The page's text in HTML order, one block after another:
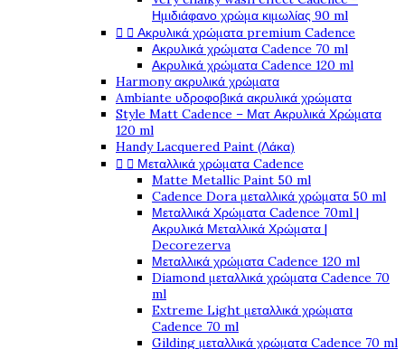
Ημιδιάφανο χρώμα κιμωλίας 90 ml
  Ακρυλικά χρώματα premium Cadence
Ακρυλικά χρώματα Cadence 70 ml
Ακρυλικά χρώματα Cadence 120 ml
Harmony ακρυλικά χρώματα
Ambiante υδροφοβικά ακρυλικά χρώματα
Style Matt Cadence – Ματ Ακρυλικά Χρώματα
120 ml
Handy Lacquered Paint (Λάκα)
  Μεταλλικά χρώματα Cadence
Matte Metallic Paint 50 ml
Cadence Dora μεταλλικά χρώματα 50 ml
Μεταλλικά Χρώματα Cadence 70ml |
Ακρυλικά Μεταλλικά Χρώματα |
Decorezerva
Μεταλλικά χρώματα Cadence 120 ml
Diamond μεταλλικά χρώματα Cadence 70
ml
Extreme Light μεταλλικά χρώματα
Cadence 70 ml
Gilding μεταλλικά χρώματα Cadence 70 ml